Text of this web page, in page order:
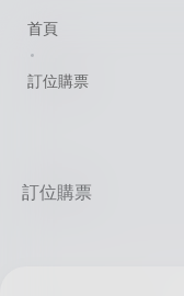
首頁
訂位購票
訂位購票